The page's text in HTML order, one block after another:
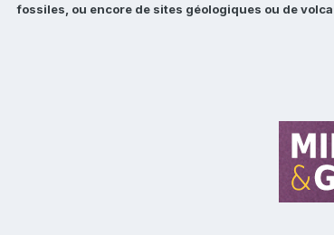
fossiles, ou encore de sites géologiques ou de